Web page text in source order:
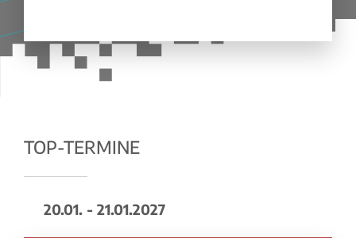
TOP-TERMINE
20.01. - 21.01.2027